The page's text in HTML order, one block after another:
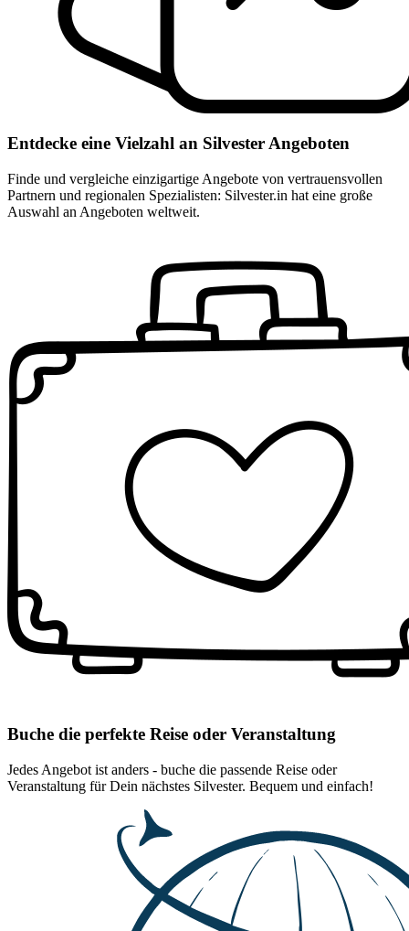
Entdecke eine Vielzahl an Silvester Angeboten
Finde und vergleiche einzigartige Angebote von vertrauensvollen
Partnern und regionalen Spezialisten: Silvester.in hat eine große
Auswahl an Angeboten weltweit.
Buche die perfekte Reise oder Veranstaltung
Jedes Angebot ist anders - buche die passende Reise oder
Veranstaltung für Dein nächstes Silvester. Bequem und einfach!